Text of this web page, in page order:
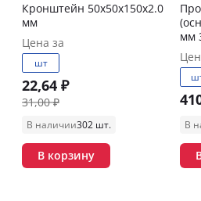
Кронштейн 50х50х150х2.0
мм
Цена за
шт
22,64 ₽
31,00 ₽
В наличии302 шт.
В корзину
мм
В